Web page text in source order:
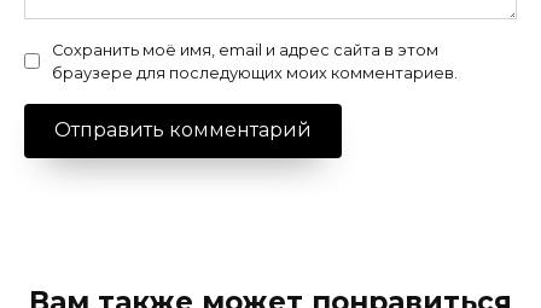
Сохранить моё имя, email и адрес сайта в этом
браузере для последующих моих комментариев.